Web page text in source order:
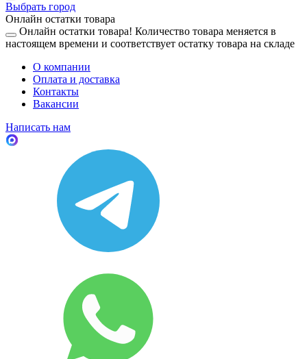
Выбрать город
Онлайн остатки товара
Онлайн остатки товара! Количество товара меняется в
настоящем времени и соответствует остатку товара на складе
О компании
Оплата и доставка
Контакты
Вакансии
Написать нам